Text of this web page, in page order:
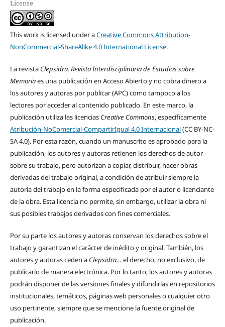
License
This work is licensed under aCreative Commons Attribution-
NonCommercial-ShareAlike 4.0 International License.
La revista Clepsidra. Revista Interdisciplinaria de Estudios sobre
Memoriaes una publicación en Acceso Abierto y no cobra dinero a
los autores y autoras por publicar (APC) como tampoco a los
lectores por acceder al contenido publicado. En este marco, la
publicación utiliza las licencias Creative Commons, específicamente
Atribución-NoComercial-CompartirIgual 4.0 Internacional(CC BY-NC-
SA 4.0). Por esta razón, cuando un manuscrito es aprobado para la
publicación, los autores y autoras retienen los derechos de autor
sobre su trabajo, pero autorizan a copiar, distribuir, hacer obras
derivadas del trabajo original, a condición de atribuir siempre la
autoría del trabajo en la forma especificada por el autor o licenciante
de la obra. Esta licencia no permite, sin embargo, utilizar la obra ni
sus posibles trabajos derivados con fines comerciales.
Por su parte los autores y autoras conservan los derechos sobre el
trabajo y garantizan el carácter de inédito y original. También, los
autores y autoras ceden a Clepsidra… el derecho, no exclusivo, de
publicarlo de manera electrónica. Por lo tanto, los autores y autoras
podrán disponer de las versiones finales y difundirlas en repositorios
institucionales, temáticos, páginas web personales o cualquier otro
uso pertinente, siempre que se mencione la fuente original de
publicación.